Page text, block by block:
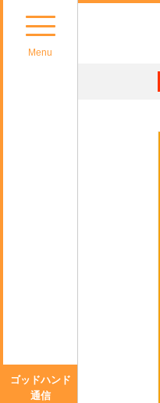
Menu
ゴッドハンド
通信